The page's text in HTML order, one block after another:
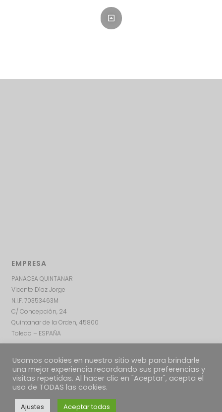
EMPRESA
PANACEA QUINTANAR
Vicente Díaz Jorge
N.I.F. 70353463M
C/ Concepción, 24
Quintanar de la Orden, 45800
Toledo – ESPAÑA
Usamos cookies en nuestro sitio web para brindarle
una mejor experiencia recordando sus preferencias y
visitas repetidas. Al hacer clic en "Aceptar", acepta el
uso de TODAS las cookies.
Ajustes Aceptar todas